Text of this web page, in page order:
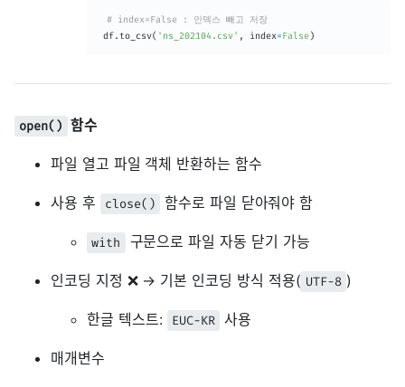
# index=False : 인덱스 빼고 저장
df. to_csv( 'ns_202104.csv' , index=False)
open() 함수
파일 열고 파일 객체 반환하는 함수
사용 후 close() 함수로 파일 닫아줘야 함
with 구문으로 파일 자동 닫기 가능
인코딩 지정 ❌ → 기본 인코딩 방식 적용( UTF-8 )
한글 텍스트: EUC-KR 사용
매개변수